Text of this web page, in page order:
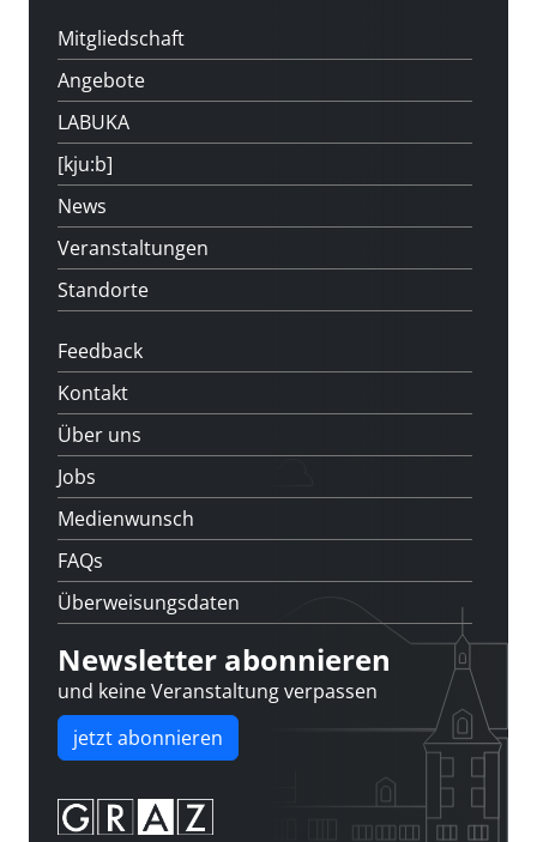
Mitgliedschaft
Angebote
LABUKA
[kju:b]
News
Veranstaltungen
Standorte
Feedback
Kontakt
Über uns
Jobs
Medienwunsch
FAQs
Überweisungsdaten
Newsletter abonnieren
und keine Veranstaltung verpassen
jetzt abonnieren